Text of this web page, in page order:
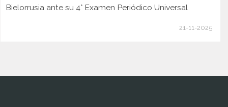
Bielorrusia ante su 4° Examen Periódico Universal
21-11-2025